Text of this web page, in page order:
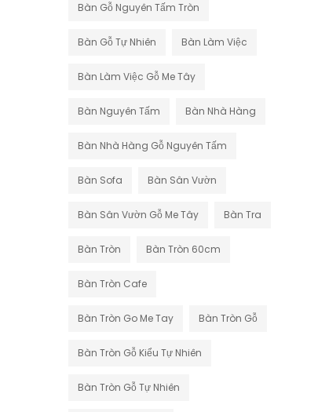
Bàn Gỗ Nguyên Tấm Tròn
Bàn Gỗ Tự Nhiên Bàn Làm Việc
Bàn Làm Việc Gỗ Me Tây
Bàn Nguyên Tấm Bàn Nhà Hàng
Bàn Nhà Hàng Gỗ Nguyên Tấm
Bàn Sofa Bàn Sân Vườn
Bàn Sân Vườn Gỗ Me Tây Bàn Tra
Bàn Tròn Bàn Tròn 60cm
Bàn Tròn Cafe
Bàn Tròn Go Me Tay Bàn Tròn Gỗ
Bàn Tròn Gỗ Kiểu Tự Nhiên
Bàn Tròn Gỗ Tự Nhiên